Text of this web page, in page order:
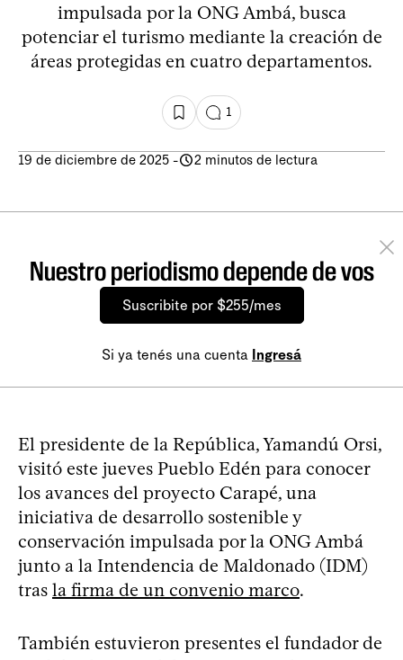
impulsada por la ONG Ambá, busca
potenciar el turismo mediante la creación de
áreas protegidas en cuatro departamentos.
1
19 de diciembre de 2025 - 2 minutos de lectura
Nuestro periodismo depende de vos
Suscribite por $255/mes
Si ya tenés una cuenta Ingresá
El presidente de la República, Yamandú Orsi,
visitó este jueves Pueblo Edén para conocer
los avances del proyecto Carapé, una
iniciativa de desarrollo sostenible y
conservación impulsada por la ONG Ambá
junto a la Intendencia de Maldonado (IDM)
tras la firma de un convenio marco.
También estuvieron presentes el fundador de